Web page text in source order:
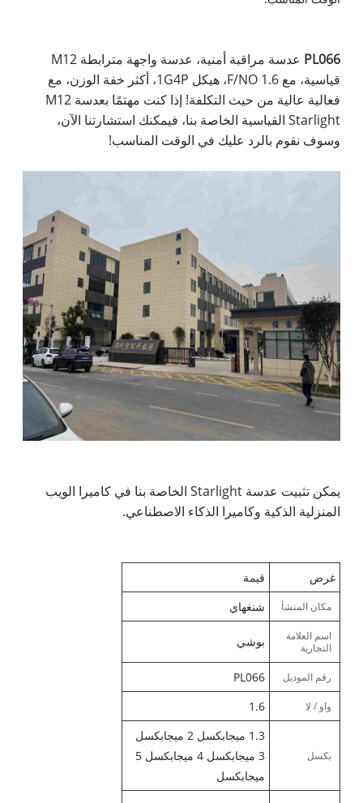
PL066
عدسة مراقبة أمنية، عدسة واجهة مترابطة M12
قياسية، مع 1.6 F/NO، هيكل 1G4P، أكثر خفة الوزن، مع
فعالية عالية من حيث التكلفة! إذا كنت مهتمًا بعدسة M12
Starlight القياسية الخاصة بنا، فيمكنك استشارتنا الآن،
وسوف نقوم بالرد عليك في الوقت المناسب!
يمكن تثبيت عدسة Starlight الخاصة بنا في كاميرا الويب
المنزلية الذكية وكاميرا الذكاء الاصطناعي.
غرض قيمة
مكان المنشأ شنغهاي
اسم العلامة
التجارية
بوشي
رقم الموديل PL066
واو / لا 1.6
بكسل
1.3 ميجابكسل 2 ميجابكسل
3 ميجابكسل 4 ميجابكسل 5
ميجابكسل